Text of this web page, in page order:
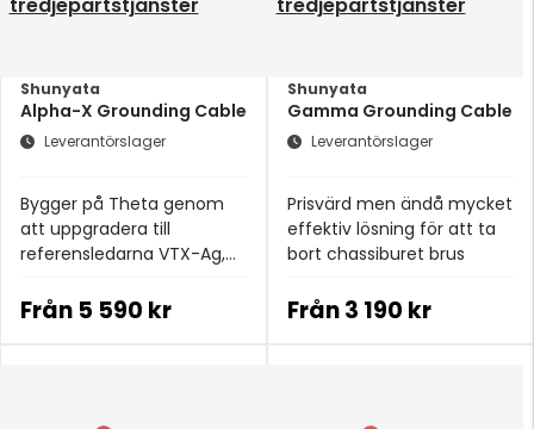
Shunyata
Alpha-X Grounding Cable
Leverantörslager
Bygger på Theta genom
att uppgradera till
referensledarna VTX-Ag,
omgiven av ren koppar
Från 5 590 kr
Shunyata
Gamma Grounding Cable
Leverantörslager
Prisvärd men ändå mycket
effektiv lösning för att ta
bort chassiburet brus
Från3 190 kr